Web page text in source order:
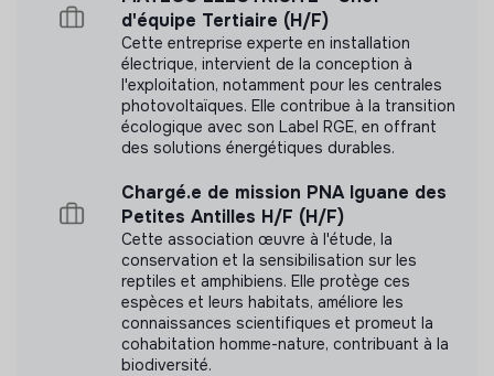
d'équipe Tertiaire (H/F)
Cette entreprise experte en installation
électrique, intervient de la conception à
l'exploitation, notamment pour les centrales
photovoltaïques. Elle contribue à la transition
écologique avec son Label RGE, en offrant
des solutions énergétiques durables.
Chargé.e de mission PNA Iguane des
Petites Antilles H/F (H/F)
Cette association œuvre à l'étude, la
conservation et la sensibilisation sur les
reptiles et amphibiens. Elle protège ces
espèces et leurs habitats, améliore les
connaissances scientifiques et promeut la
cohabitation homme-nature, contribuant à la
biodiversité.